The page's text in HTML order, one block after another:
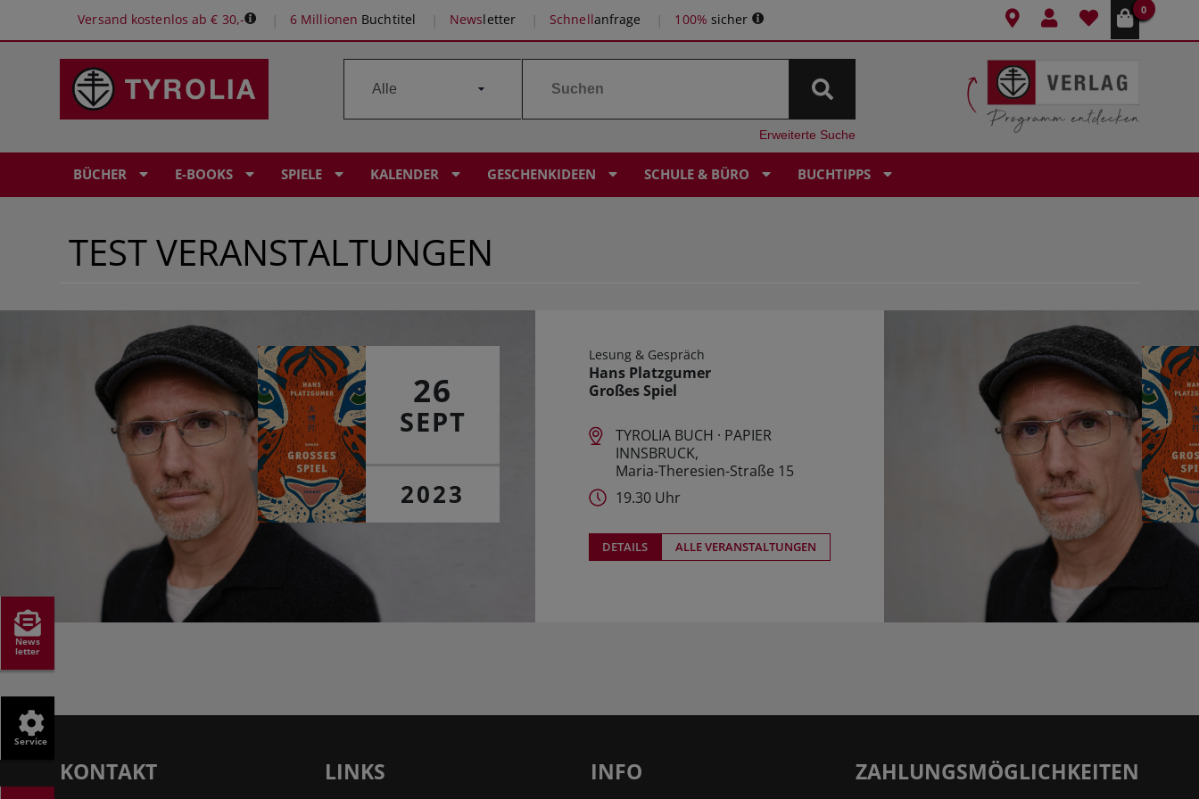
Versand kostenlos ab € 30,- 6 Millionen Buchtitel Newsletter Schnellanfrage 100% sicher
0
Erweiterte Suche
BÜCHER E-BOOKS SPIELE KALENDER GESCHENKIDEEN SCHULE & BÜRO BUCHTIPPS
News
letter
Service
TEST VERANSTALTUNGEN
26
SEPT
2023
Lesung & Gespräch
Hans Platzgumer
Großes Spiel
TYROLIA BUCH · PAPIER
INNSBRUCK,
Maria-Theresien-Straße 15
19.30 Uhr
DETAILS ALLE VERANSTALTUNGEN
KONTAKT LINKS INFO ZAHLUNGSMÖGLICHKEITEN